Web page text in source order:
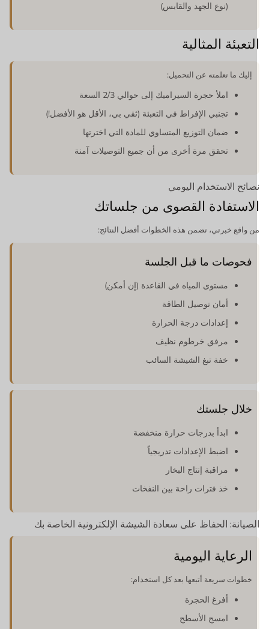
(نوع الجهد والقابس)
المثالية
إليك ما تعلمته عن التحميل:
املأ حجرة السيراميك إلى حوالي 2/3 السعة
تجنبي الإفراط في التعبئة (ثقي بي، الأقل هو الأفضل!)
ضمان التوزيع المتساوي للمادة التي اخترتها
تحقق مرة أخرى من أن جميع التوصيلات آمنة
الاستخدام اليومي
القصوى من جلساتك
واقع خبرتي، تضمن هذه الخطوات أفضل النتائج:
فحوصات ما قبل الجلسة
مستوى المياه في القاعدة (إن أمكن)
أمان توصيل الطاقة
إعدادات درجة الحرارة
مرفق خرطوم نظيف
خفة تبغ الشيشة السائب
خلال جلستك
ابدأ بدرجات حرارة منخفضة
اضبط الإعدادات تدريجياً
مراقبة إنتاج البخار
خذ فترات راحة بين النفخات
الحفاظ على سعادة الشيشة الإلكترونية الخاصة بك
الرعاية اليومية
خطوات سريعة أتبعها بعد كل استخدام:
أفرغ الحجرة
امسح الأسطح